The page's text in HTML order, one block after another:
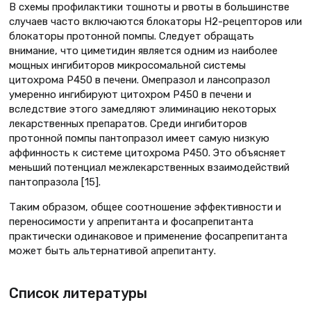
В схемы профилактики тошноты и рвоты в большинстве
случаев часто включаются блокаторы Н2-рецепторов или
блокаторы протонной помпы. Следует обращать
внимание, что циметидин является одним из наиболее
мощных ингибиторов микросомальной системы
цитохрома Р450 в печени. Омепразол и лансопразол
умеренно ингибируют цитохром Р450 в печени и
вследствие этого замедляют элиминацию некоторых
лекарственных препаратов. Среди ингибиторов
протонной помпы пантопразол имеет самую низкую
аффинность к системе цитохрома Р450. Это объясняет
меньший потенциал межлекарственных взаимодействий
пантопразола [15].
Таким образом, общее соотношение эффективности и
переносимости у апрепитанта и фосапрепитанта
практически одинаковое и применение фосапрепитанта
может быть альтернативой апрепитанту.
Список литературы